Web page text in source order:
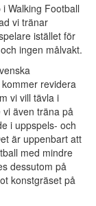
Walking Football
vi tränar
istället för
ingen målvakt.
revidera
vi vill tävla i
även träna på
i uppspels- och
är uppenbart att
med mindre
dessutom på
konstgräset på